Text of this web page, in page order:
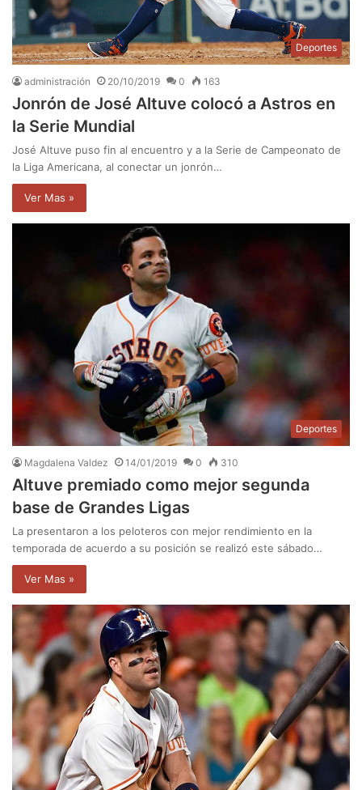
Deportes
administración 20/10/2019 0 163
Jonrón de José Altuve colocó a Astros en
la Serie Mundial
José Altuve puso fin al encuentro y a la Serie de Campeonato de
la Liga Americana, al conectar un jonrón…
Ver Mas »
Deportes
Magdalena Valdez 14/01/2019 0 310
Altuve premiado como mejor segunda
base de Grandes Ligas
La presentaron a los peloteros con mejor rendimiento en la
temporada de acuerdo a su posición se realizó este sábado…
Ver Mas »